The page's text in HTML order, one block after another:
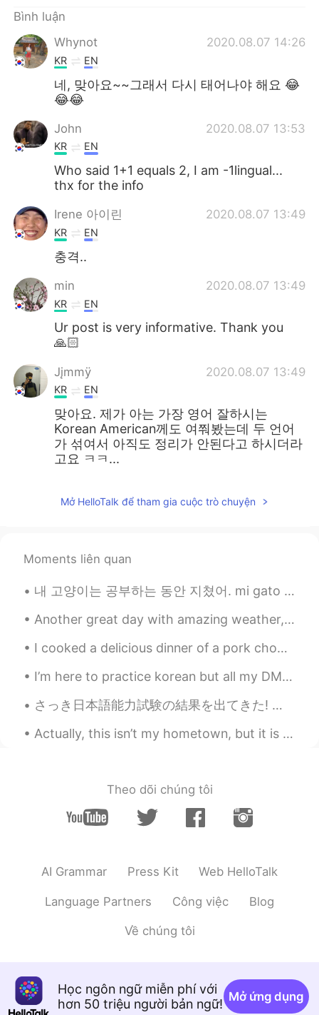
Bình luận
Whynot
2020.08.07 14:26
KR EN
네, 맞아요~~그래서 다시 태어나야 해요 😂
😂😂
John 2020.08.07 13:53
KR EN
Who said 1+1 equals 2, I am -1lingual...
thx for the info
Irene 아이린 2020.08.07 13:49
KR EN
충격..
min 2020.08.07 13:49
KR EN
Ur post is very informative. Thank you
🙏🏻
Jįmmÿ 2020.08.07 13:49
KR EN
맞아요. 제가 아는 가장 영어 잘하시는
Korean American께도 여쭤봤는데 두 언어
가 섞여서 아직도 정리가 안된다고 하시더라
고요 ㅋㅋ...
Mở HelloTalk để tham gia cuộc trò chuyện
Moments liên quan
내 고양이는 공부하는 동안 지쳤어. mi gato está cansado mientras estudia. My cat got tired while studying. 😁...
Another great day with amazing weather, a good amount of exercise and or course, delicious food. ...
I cooked a delicious dinner of a pork chop, potatoes, onions, red peppers, and green peppers wit...
I’m here to practice korean but all my DMs are full of people that wanna talk English or Spanish ...
さっき日本語能力試験の結果を出てきた! みんなと話すおかげで合格できた! HelloTalkの友達, 本当にありがとうございました! 今日 また作文を書いておいたから時間があれば,みてみて! ...
Actually, this isn’t my hometown, but it is where I live now - Koreatown/Hancock Park, Los Angele...
Theo dõi chúng tôi
AI Grammar Press Kit Web HelloTalk
Language Partners Công việc Blog
Về chúng tôi
Học ngôn ngữ miễn phí với
hơn 50 triệu người bản ngữ! Mở ứng dụng